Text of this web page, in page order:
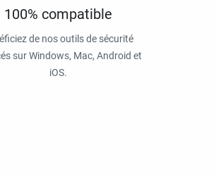
100% compatible
de nos outils de sécurité
sur Windows, Mac, Android et
iOS.